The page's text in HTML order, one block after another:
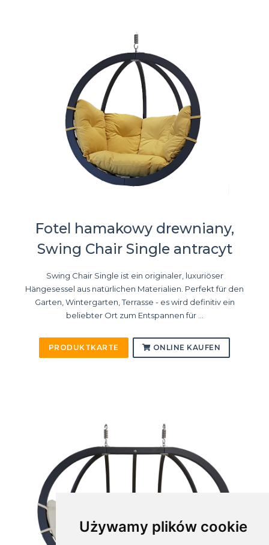
Używamy plików cookie
Fotel hamakowy drewniany,
Swing Chair Single antracyt
Swing Chair Single ist ein originaler, luxuriöser
Hängesessel aus natürlichen Materialien. Perfekt für den
Garten, Wintergarten, Terrasse - es wird definitiv ein
beliebter Ort zum Entspannen für ...
PRODUKTKARTE ONLINE KAUFEN